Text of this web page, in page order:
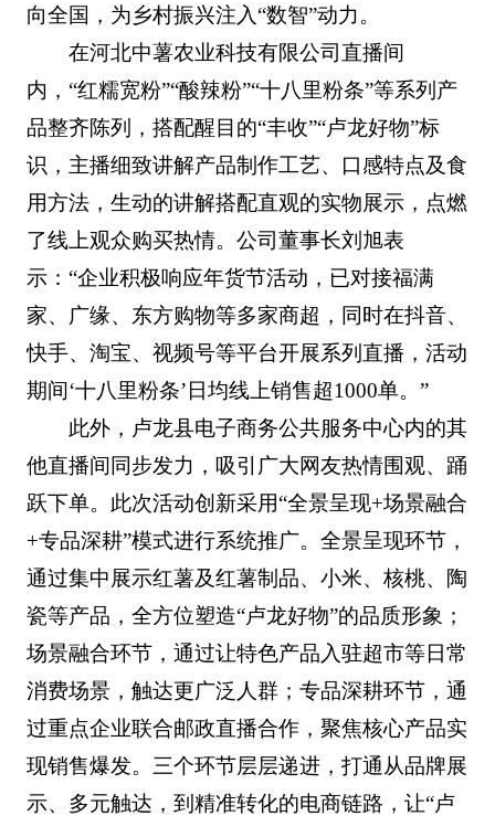
向全国，为乡村振兴注入“数智”动力。
在河北中薯农业科技有限公司直播间
内，“红糯宽粉”“酸辣粉”“十八里粉条”等系列产
品整齐陈列，搭配醒目的“丰收”“卢龙好物”标
识，主播细致讲解产品制作工艺、口感特点及食
用方法，生动的讲解搭配直观的实物展示，点燃
了线上观众购买热情。公司董事长刘旭表
示：“企业积极响应年货节活动，已对接福满
家、广缘、东方购物等多家商超，同时在抖音、
快手、淘宝、视频号等平台开展系列直播，活动
期间‘十八里粉条’日均线上销售超1000单。”
此外，卢龙县电子商务公共服务中心内的其
他直播间同步发力，吸引广大网友热情围观、踊
跃下单。此次活动创新采用“全景呈现+场景融合
+专品深耕”模式进行系统推广。全景呈现环节，
通过集中展示红薯及红薯制品、小米、核桃、陶
瓷等产品，全方位塑造“卢龙好物”的品质形象；
场景融合环节，通过让特色产品入驻超市等日常
消费场景，触达更广泛人群；专品深耕环节，通
过重点企业联合邮政直播合作，聚焦核心产品实
现销售爆发。三个环节层层递进，打通从品牌展
示、多元触达，到精准转化的电商链路，让“卢